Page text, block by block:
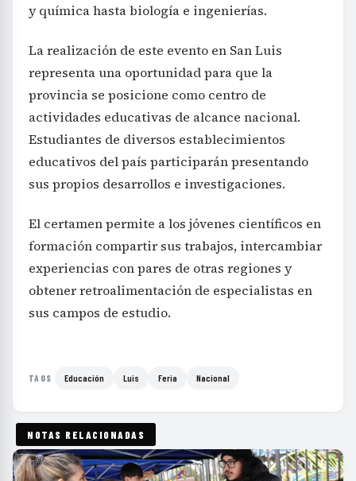
y química hasta biología e ingenierías.
La realización de este evento en San Luis
representa una oportunidad para que la
provincia se posicione como centro de
actividades educativas de alcance nacional.
Estudiantes de diversos establecimientos
educativos del país participarán presentando
sus propios desarrollos e investigaciones.
El certamen permite a los jóvenes científicos en
formación compartir sus trabajos, intercambiar
experiencias con pares de otras regiones y
obtener retroalimentación de especialistas en
sus campos de estudio.
TAGS Educación Luis Feria Nacional
NOTAS RELACIONADAS